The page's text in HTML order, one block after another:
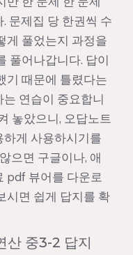
문제집 당 한권씩 수
게 풀었는지 과정을
풀어나갑니다. 답이
기 때문에 틀렸다는
연습이 중요합니
놓았으니, 오답노트
게 사용하시기를
으면 구글이나, 애
pdf 뷰어를 다운로
시면 쉽게 답지를 확
중3-2 답지